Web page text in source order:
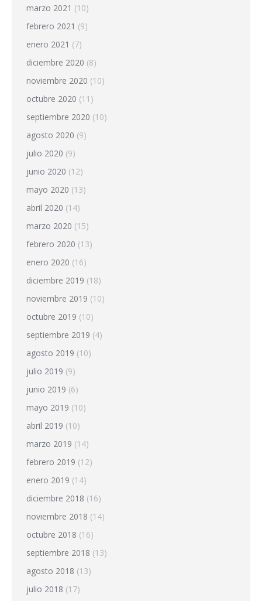
marzo 2021 (10)
febrero 2021 (9)
enero 2021 (7)
diciembre 2020 (8)
noviembre 2020 (10)
octubre 2020 (11)
septiembre 2020 (10)
agosto 2020 (9)
julio 2020 (9)
junio 2020 (12)
mayo 2020 (13)
abril 2020 (14)
marzo 2020 (15)
febrero 2020 (13)
enero 2020 (16)
diciembre 2019 (18)
noviembre 2019 (10)
octubre 2019 (10)
septiembre 2019 (4)
agosto 2019 (10)
julio 2019 (9)
junio 2019 (6)
mayo 2019 (10)
abril 2019 (10)
marzo 2019 (14)
febrero 2019 (12)
enero 2019 (14)
diciembre 2018 (16)
noviembre 2018 (14)
octubre 2018 (16)
septiembre 2018 (13)
agosto 2018 (13)
julio 2018 (17)